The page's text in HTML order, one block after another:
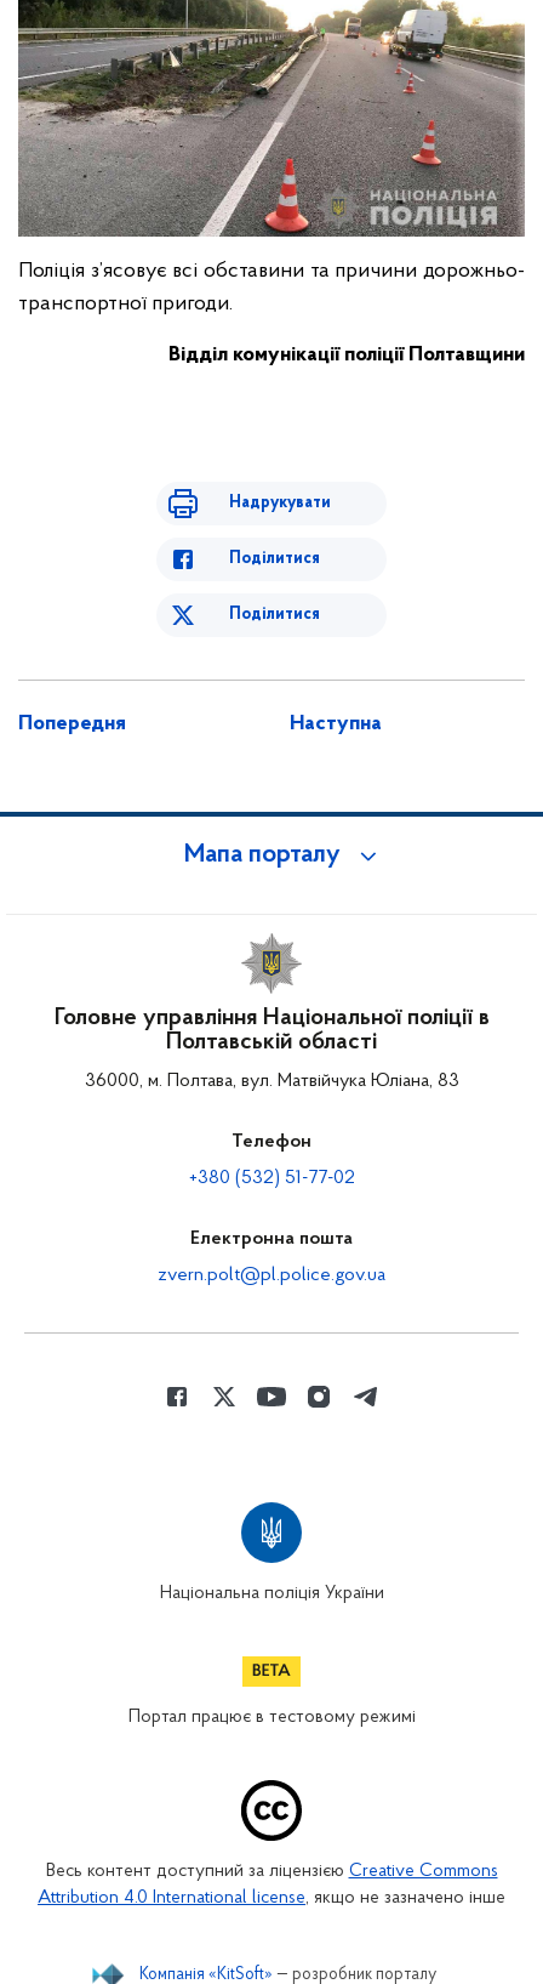
Поліція з’ясовує всі обставини та причини дорожньо-
транспортної пригоди.
Відділ комунікації поліції Полтавщини
Надрукувати
Поділитися
Поділитися
Попередня Наступна
Мапа порталу
Головне управління Національної поліції в
Полтавській області
36000, м. Полтава, вул. Матвійчука Юліана, 83
Телефон
+380 (532) 51-77-02
Електронна пошта
zvern.polt@pl.police.gov.ua
Національна поліція України
Портал працює в тестовому режимі
Весь контент доступний за ліцензією Creative Commons
Attribution 4.0 International license, якщо не зазначено інше
Компанія «KitSoft» — розробник порталу